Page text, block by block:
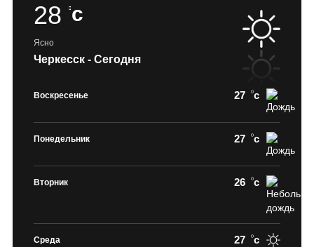
28 c
Ясно
Черкесск - Сегодня
Воскресенье 27 c
Понедельник 27 c
Вторник 26 c
Среда 27 c